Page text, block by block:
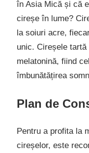
în Asia Mică și că
cireșe în lume?
la soiuri acre,
unic. Cireșele
melatonină, fiind
îmbunătățirea
Plan de
Pentru a profita la
cireșelor, este